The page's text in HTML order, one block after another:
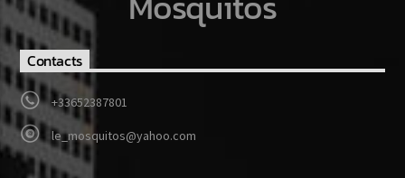
Contacts
+33652387801
le_mosquitos@yahoo.com